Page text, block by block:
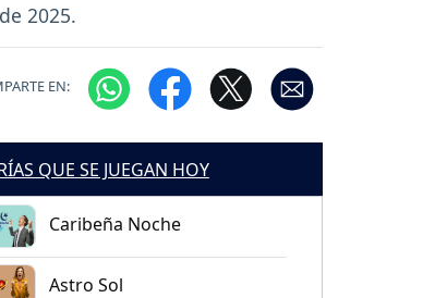
2025.
EN:
QUE SE JUEGAN HOY
Caribeña Noche
Astro Sol